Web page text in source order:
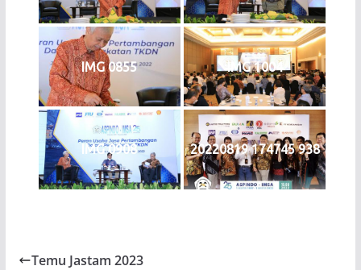
IMG 0855 IMG 1004
IMG 0908 20220819 174745 938
Temu Jastam 2023